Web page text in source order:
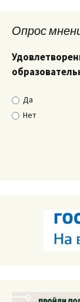
Опрос
Да
Нет